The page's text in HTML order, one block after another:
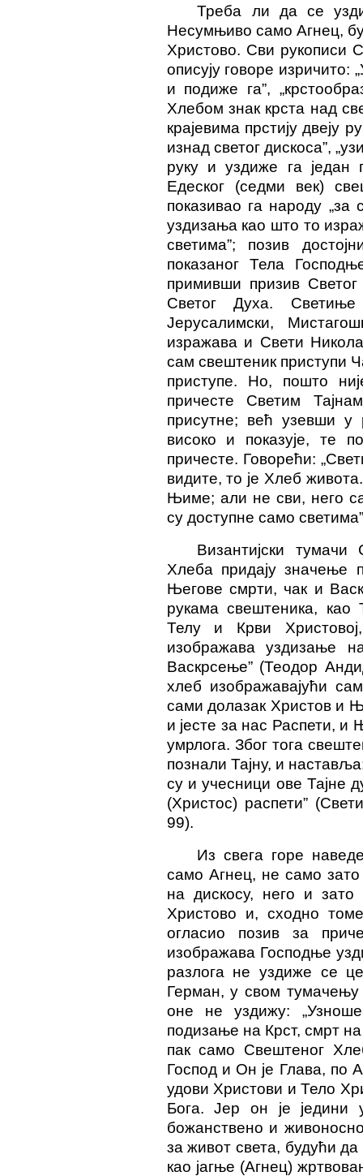
Треба ли да се
Несумњиво само Агнец,
Христово. Сви рукописи
описују говоре изричито:
и подиже га”,
Хлебом знак крста над
крајевима прстију двеју
изнад светог дискоса”,
руку и уздиже га један
Едеског (седми век)
показивао га народу „за
уздизања као што то
светима”; позив
показаног Тела
примивши призив
Светог Духа.
Јерусалимски,
изражава и Свети
сам свештеник приступи
приступе. Но, пошто
причесте Светим
присутне; већ узевши у
високо и показује, те
причесте. Говорећи:
видите, то је Хлеб
Њиме; али не сви, него
су доступне само
Византијски тумачи
Хлеба придају значење
Његове смрти, чак и
рукама свештеника,
Телу и Крви
изображава уздизање
Васкрсење” (Теодор
хлеб изображавајући
сами долазак Христов и
и јесте за нас Распети, и
умрлога. Због тога
познали Тајну, и
су и учесници ове Тајне
(Христос) распети”
99).
Из свега горе
само Агнец, не само зато
на дискосу, него и
Христово и, сходно
огласио позив за
изображава Господње
разлога не уздиже се
Герман, у свом
оне не уздижу:
подизање на Крст, смрт
пак само Свештеног
Господ и Он је Глава, по
удови Христови и Тело
Бога. Јер он је једини
божанствено и
за живот света, будући
као јагње (Агнец)